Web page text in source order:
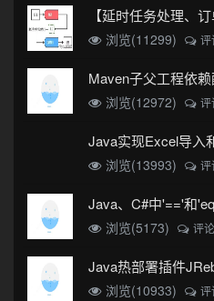
浏览(11299)
评
Maven子父工程依
浏览(12972) 评
浏览(13993)
评
Java、C#中'=='和
浏览(5173) 评
Java热部署插件
浏览(10933) 评